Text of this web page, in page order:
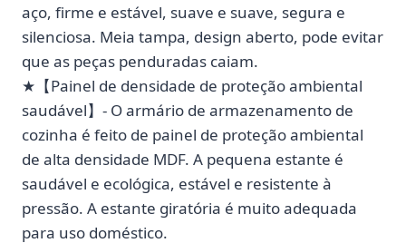
aço, firme e estável, suave e suave, segura e
silenciosa. Meia tampa, design aberto, pode evitar
que as peças penduradas caiam.
★【Painel de densidade de proteção ambiental
saudável】- O armário de armazenamento de
cozinha é feito de painel de proteção ambiental
de alta densidade MDF. A pequena estante é
saudável e ecológica, estável e resistente à
pressão. A estante giratória é muito adequada
para uso doméstico.